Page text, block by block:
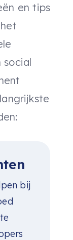
en tips
social
bij